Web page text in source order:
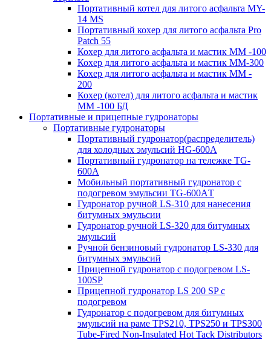
Портативный котел для литого асфальта MY-
14 MS
Портативный кохер для литого асфальта Pro
Patch 55
Кохер для литого асфальта и мастик MM -100
Кохер для литого асфальта и мастик MM-300
Кохер для литого асфальта и мастик MM -
200
Кохер (котел) для литого асфальта и мастик
MM -100 БД
Портативные и прицепные гудронаторы
Портативные гудронаторы
Портативный гудронатор(распределитель)
для холодных эмульсий HG-600A
Портативный гудронатор на тележке TG-
600A
Мобильный портативный гудронатор с
подогревом эмульсии TG-600AТ
Гудронатор ручной LS-310 для нанесения
битумных эмульсии
Гудронатор ручной LS-320 для битумных
эмульсий
Ручной бензиновый гудронатор LS-330 для
битумных эмульсий
Прицепной гудронатор с подогревом LS-
100SP
Прицепной гудронатор LS 200 SP с
подогревом
Гудронатор с подогревом для битумных
эмульсий на раме TPS210, TPS250 и TPS300
Tube-Fired Non-Insulated Hot Tack Distributors